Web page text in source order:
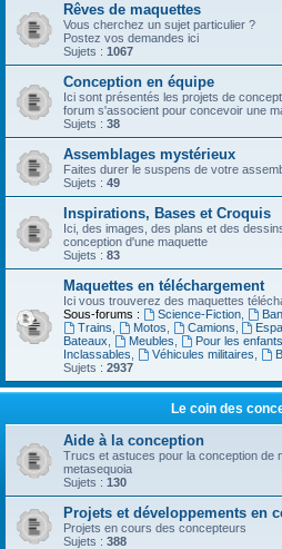
Rêves de maquettes
Vous cherchez un sujet particulier ?
Postez vos demandes ici
Sujets : 1067
Conception en équipe
Ici sont présentés les projets de
forum s'associent pour concevoir une
Sujets : 38
Assemblages mystérieux
Faites durer le suspens de votre
Sujets : 49
Inspirations, Bases et Croquis
Ici, des images, des plans et des
conception d'une maquette
Sujets : 83
Maquettes en téléchargement
Ici vous trouverez des maquettes
Sous-forums :
Science-Fiction,
Trains
Motos Camions
Bateaux
Meubles Pour les enfants
Inclassables
Véhicules militaires
Sujets : 2937
Le coin des
Aide à la conception
Trucs et astuces pour la conception de
metasequoia
Sujets : 130
Projets et développements en
Projets en cours des concepteurs
Sujets : 388